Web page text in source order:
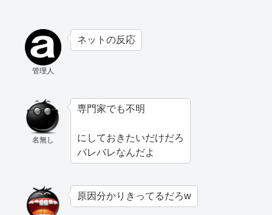
管理人
ネットの反応
名無し
専門家でも不明
にしておきたいだけだろ
バレバレなんだよ
原因分かりきってるだろw